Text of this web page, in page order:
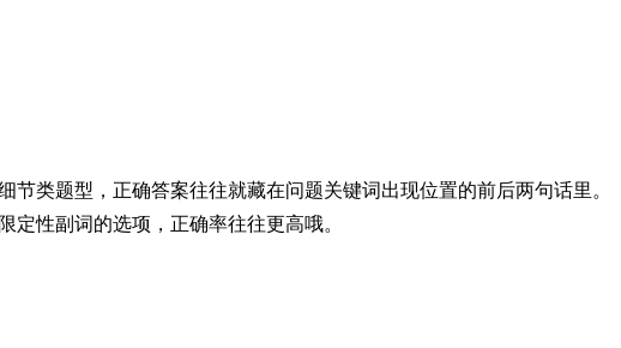
类题型，正确答案往往就藏在问题关键词出现位置的前后两句话里。
性副词的选项，正确率往往更高哦。